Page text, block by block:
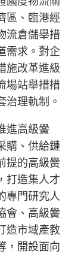
區、臨港經
流倉儲舉措
需求。對企
施改革進級
場站舉措措
治理軌制。
進高級黌
購、供給鏈
提的高級黌
打造集人才
專門研究人
會、高級黌
造市域產教
，開設面向